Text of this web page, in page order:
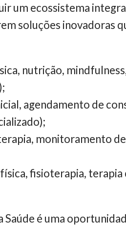
um ecossistema
soluções inovadoras
nutrição,
agendamento de
monitoramento
fisioterapia,
Saúde é uma